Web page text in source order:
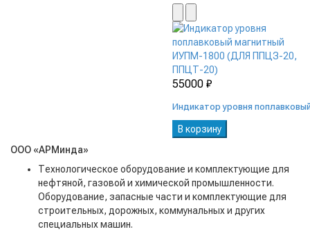
55000 ₽
Индикатор уровня
В корзину
ООО «АРМинда»
Технологическое оборудование и комплектующие для
нефтяной, газовой и химической промышленности.
Оборудование, запасные части и комплектующие для
строительных, дорожных, коммунальных и других
специальных машин.